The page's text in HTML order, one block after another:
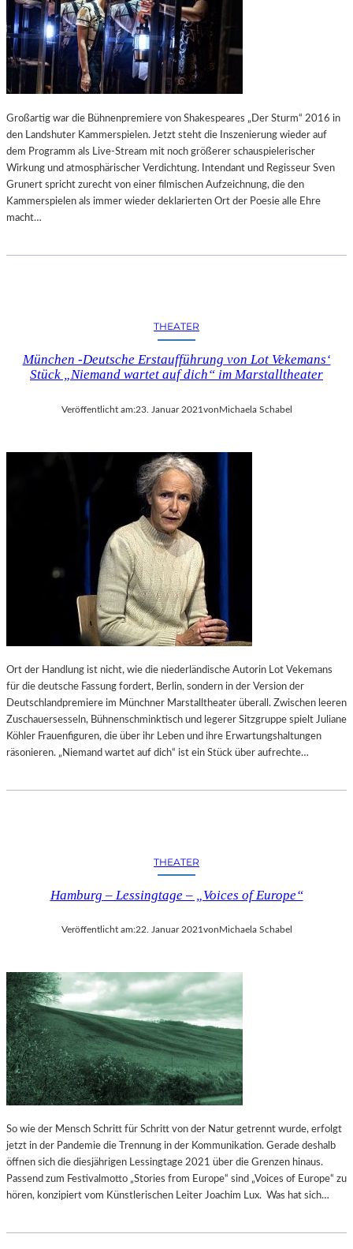
“
E
R
M
Ö
G
Y
M
K
I
D
E
N
O
S
T
E
R
E
E
0
2
6
D
A
B
E
I
U
S
E
I
N
Großartig war die Bühnenpremiere von Shakespeares „Der Sturm“ 2016 in
den Landshuter Kammerspielen. Jetzt steht die Inszenierung wieder auf
dem Programm als Live-Stream mit noch größerer schauspielerischer
Wirkung und atmosphärischer Verdichtung. Intendant und Regisseur Sven
Grunert spricht zurecht von einer filmischen Aufzeichnung, die den
Kammerspielen als immer wieder deklarierten Ort der Poesie alle Ehre
macht…
THEATER
München -Deutsche Erstaufführung von Lot Vekemans‘
Stück „Niemand wartet auf dich“ im Marstalltheater
Veröffentlicht am:23. Januar 2021vonMichaela Schabel
Ort der Handlung ist nicht, wie die niederländische Autorin Lot Vekemans
für die deutsche Fassung fordert, Berlin, sondern in der Version der
Deutschlandpremiere im Münchner Marstalltheater überall. Zwischen leeren
Zuschauersesseln, Bühnenschminktisch und legerer Sitzgruppe spielt Juliane
Köhler Frauenfiguren, die über ihr Leben und ihre Erwartungshaltungen
räsonieren. „Niemand wartet auf dich“ ist ein Stück über aufrechte…
THEATER
Hamburg – Lessingtage – „Voices of Europe“
Veröffentlicht am:22. Januar 2021vonMichaela Schabel
So wie der Mensch Schritt für Schritt von der Natur getrennt wurde, erfolgt
jetzt in der Pandemie die Trennung in der Kommunikation. Gerade deshalb
öffnen sich die diesjährigen Lessingtage 2021 über die Grenzen hinaus.
Passend zum Festivalmotto „Stories from Europe“ sind „Voices of Europe“ zu
hören, konzipiert vom Künstlerischen Leiter Joachim Lux. Was hat sich…